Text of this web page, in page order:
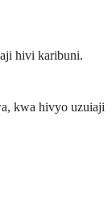
hivi karibuni.
kwa hivyo uzuiaji